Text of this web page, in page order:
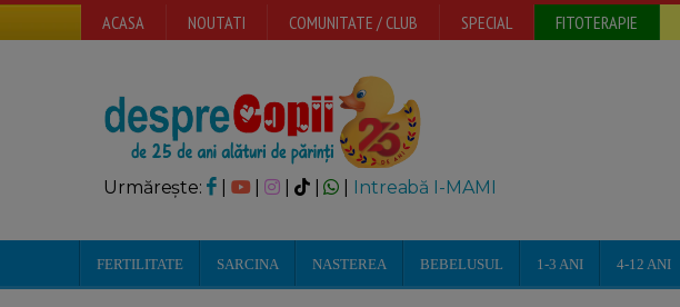
ACASA NOUTATI COMUNITATE / CLUB SPECIAL FITOTERAPIE
Urmărește: | | Intreabă I-MAMI
FERTILITATE SARCINA NASTEREA BEBELUSUL 1-3 ANI 4-12 ANI